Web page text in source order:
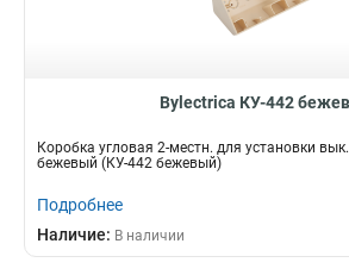
Bylectrica КУ-442
Коробка угловая 2-местн. для установки
бежевый (КУ-442 бежевый)
Подробнее
Наличие: В наличии